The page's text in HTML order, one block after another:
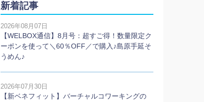
新着記事
2026年08月07日
【WELBOX通信】8月号：超すご得！数量限定ク
ーポンを使って＼60％OFF／で購入♪島原手延そ
うめん♪
2026年07月30日
【新ベネフィット】バーチャルコワーキングの